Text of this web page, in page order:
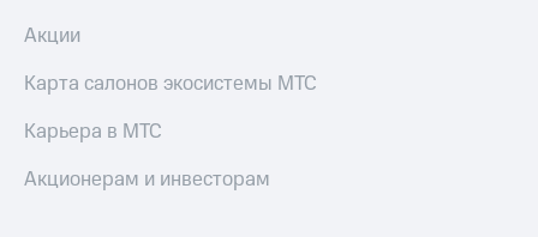
Акции
Карта салонов экосистемы МТС
Карьера в МТС
Акционерам и инвесторам